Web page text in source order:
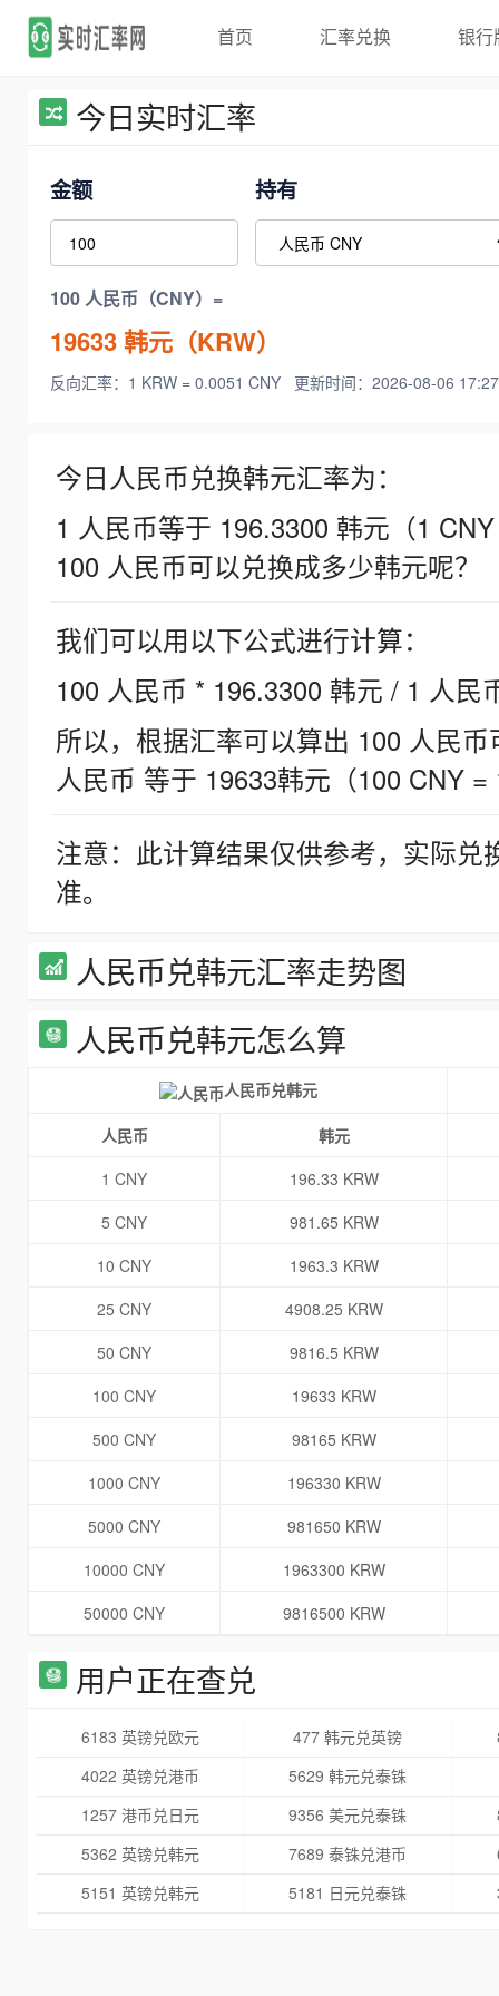
首页 汇率兑换 银行
今日实时汇率
金额 持有
100 人民币（CNY）=
19633韩元（KRW）
反向汇率：1 KRW = 0.0051 CNY 更新时间：2026-08-06
今日人民币兑换韩元汇率为：
1 人民币等于 196.3300 韩元（1
100 人民币可以兑换成多少韩元呢？
我们可以用以下公式进行计算：
100 人民币 * 196.3300 韩元 / 1 人民
所以，根据汇率可以算出 100 人民
人民币 等于 19633韩元（100 CNY =
注意：此计算结果仅供参考，实际
准。
人民币兑韩元汇率走势图
人民币兑韩元怎么算
人民币兑韩元
人民币
韩元
1 CNY
196.33 KRW
5 CNY
981.65 KRW
10 CNY
1963.3 KRW
25 CNY
4908.25 KRW
50 CNY
9816.5 KRW
100 CNY
19633 KRW
500 CNY
98165 KRW
1000 CNY
196330 KRW
5000 CNY
981650 KRW
10000 CNY
1963300 KRW
50000 CNY
9816500 KRW
用户正在查兑
6183 英镑兑欧元 477 韩元兑英镑
4022 英镑兑港币
5629 韩元兑泰铢
1257 港币兑日元
9356 美元兑泰铢
5362 英镑兑韩元
7689 泰铢兑港币
5151 英镑兑韩元
5181 日元兑泰铢